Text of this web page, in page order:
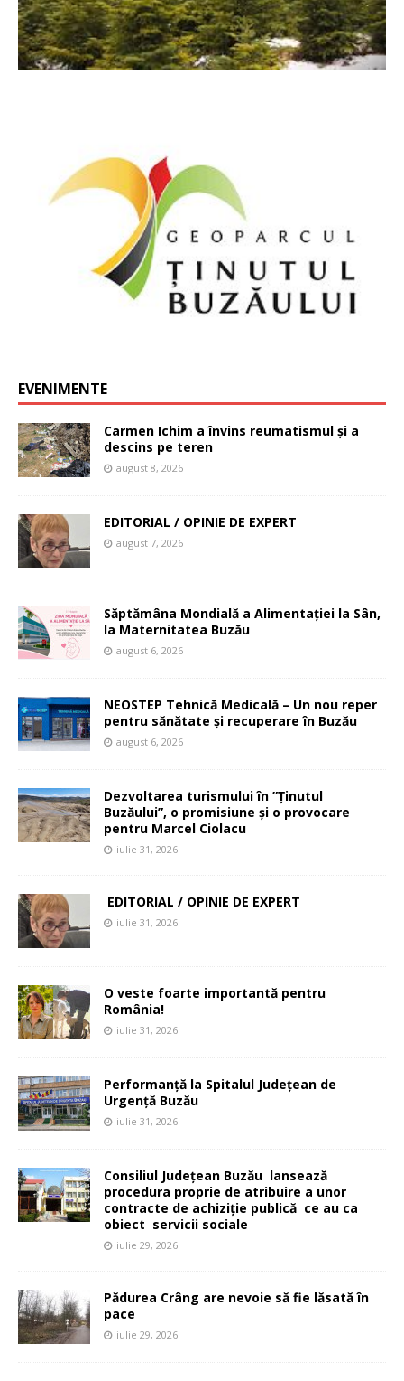
EVENIMENTE
Carmen Ichim a învins reumatismul și a
descins pe teren
august 8, 2026
EDITORIAL / OPINIE DE EXPERT
august 7, 2026
Săptămâna Mondială a Alimentației la Sân,
la Maternitatea Buzău
august 6, 2026
NEOSTEP Tehnică Medicală – Un nou reper
pentru sănătate și recuperare în Buzău
august 6, 2026
Dezvoltarea turismului în ”Ținutul
Buzăului”, o promisiune și o provocare
pentru Marcel Ciolacu
iulie 31, 2026
EDITORIAL / OPINIE DE EXPERT
iulie 31, 2026
O veste foarte importantă pentru
România!
iulie 31, 2026
Performanță la Spitalul Județean de
Urgență Buzău
iulie 31, 2026
Consiliul Județean Buzău lansează
procedura proprie de atribuire a unor
contracte de achiziție publică ce au ca
obiect servicii sociale
iulie 29, 2026
Pădurea Crâng are nevoie să fie lăsată în
pace
iulie 29, 2026